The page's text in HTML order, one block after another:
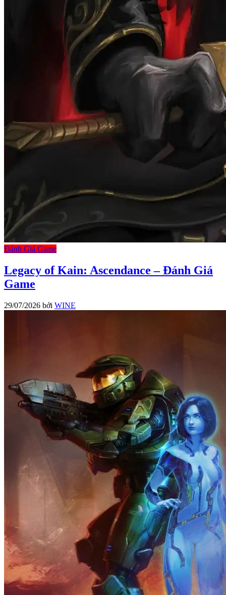
Đánh Giá Game
Legacy of Kain: Ascendance – Đánh Giá
Game
29/07/2026 bởi WINE